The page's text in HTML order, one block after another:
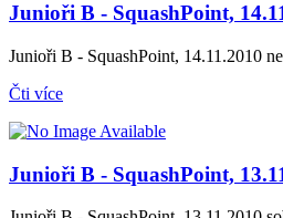
Junioři B - SquashPoint,
Junioři B - SquashPoint, 14.11.2010
Čti více
Junioři B - SquashPoint,